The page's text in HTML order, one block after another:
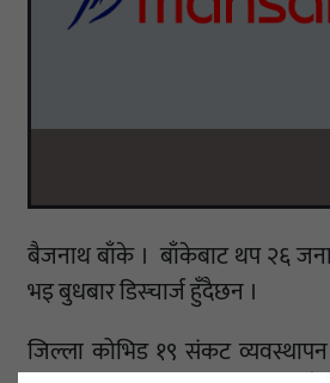
बैजनाथ बाँके । बाँकेबाट थप २६ जना
भइ बुधबार डिस्चार्ज हुँदैछन ।
जिल्ला कोभिड १९ संकट